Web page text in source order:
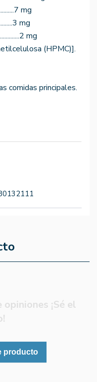
mg
mg
mg
(HPMC)].
comidas principales.
¡Sé el
producto